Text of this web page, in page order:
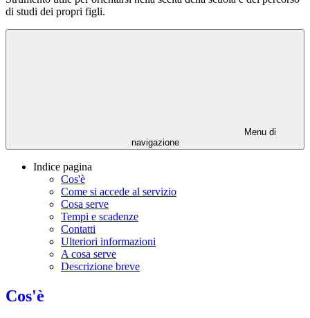
di studi dei propri figli.
Menu di
navigazione
Indice pagina
Cos'è
Come si accede al servizio
Cosa serve
Tempi e scadenze
Contatti
Ulteriori informazioni
A cosa serve
Descrizione breve
Cos'è